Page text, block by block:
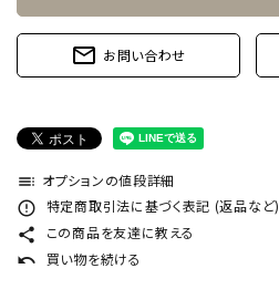
mail_outline お問い合わせ
toc オプションの値段詳細
error_outline 特定商取引法に基づく表記 (返品など)
share この商品を友達に教える
undo 買い物を続ける